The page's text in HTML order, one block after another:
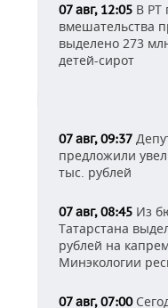
07 авг, 12:05 В РТ
вмешательства
выделено 273
детей-сирот
07 авг, 09:37
предложили
тыс. рублей
07 авг, 08:45 Из
Татарстана
рублей на
Минэкологии
07 авг, 07:00